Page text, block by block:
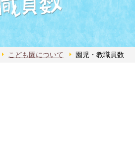
こども園について 園児・教職員数